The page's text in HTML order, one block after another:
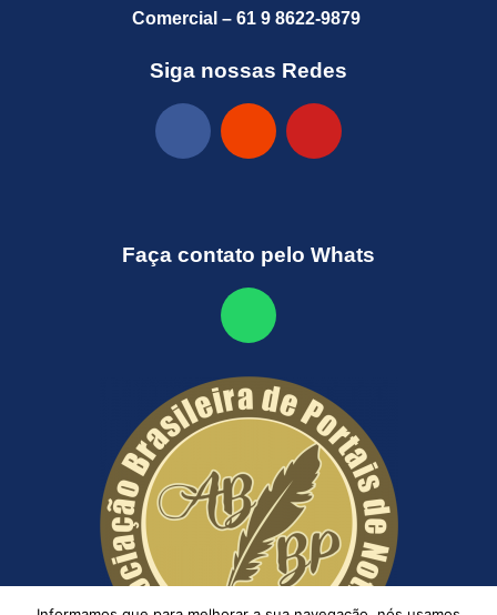
Comercial – 61 9 8622-9879
Siga nossas Redes
Faça contato pelo Whats